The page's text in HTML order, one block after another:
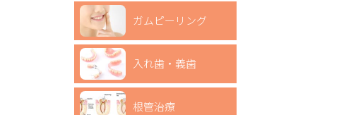
ガムピーリング
入れ歯・義歯
根管治療